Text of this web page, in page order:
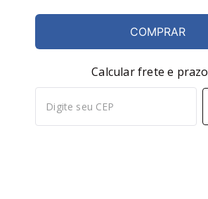
COMPRAR
Calcular frete e prazo